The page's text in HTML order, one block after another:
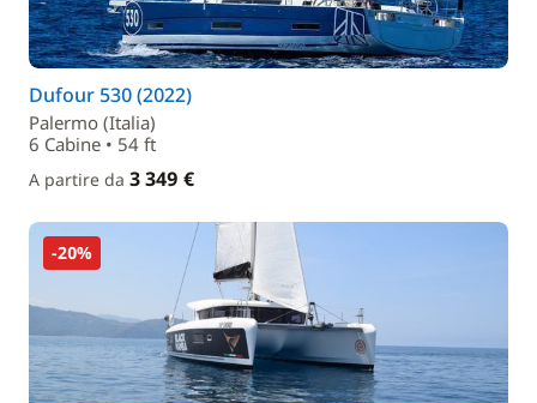
Dufour 530 (2022)
Palermo (Italia)
6 Cabine • 54 ft
A partire da 3 349 €
-20%